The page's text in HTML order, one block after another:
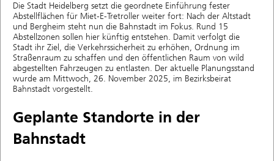
Die Stadt Heidelberg setzt die geordnete Einführung fester
Abstellflächen für Miet-E-Tretroller weiter fort: Nach der Altstadt
und Bergheim steht nun die Bahnstadt im Fokus. Rund 15
Abstellzonen sollen hier künftig entstehen. Damit verfolgt die
Stadt ihr Ziel, die Verkehrssicherheit zu erhöhen, Ordnung im
Straßenraum zu schaffen und den öffentlichen Raum von wild
abgestellten Fahrzeugen zu entlasten. Der aktuelle Planungsstand
wurde am Mittwoch, 26. November 2025, im Bezirksbeirat
Bahnstadt vorgestellt.
Geplante Standorte in der
Bahnstadt